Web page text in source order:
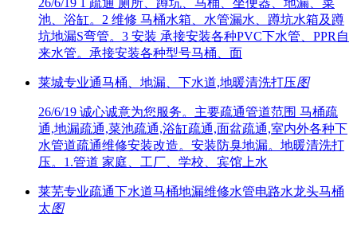
26/6/19 1 疏通 厕所、蹲坑、马桶、坐便器、地漏、菜
池、浴缸。2 维修 马桶水箱、水管漏水、蹲坑水箱及蹲
坑地漏S弯管。3 安装 承接安装各种PVC下水管、PPR自
来水管。承接安装各种型号马桶、面
莱城专业通马桶、地漏、下水道,地暖清洗打压图
26/6/19 诚心诚意为您服务。主要疏通管道范围 马桶疏
通,地漏疏通,菜池疏通,浴缸疏通,面盆疏通,室内外各种下
水管道疏通维修安装改造。安装防臭地漏。地暖清洗打
压。1.管道 家庭、工厂、学校、宾馆上水
莱芜专业疏通下水道马桶地漏维修水管电路水龙头马桶
太图